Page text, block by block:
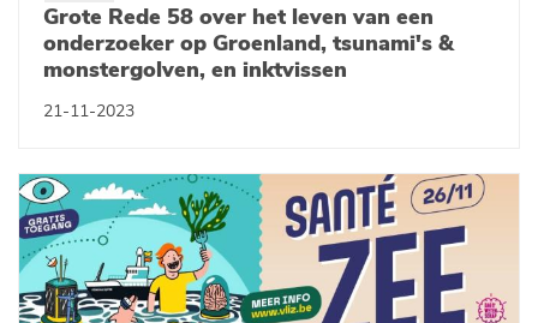
Grote Rede 58 over het leven van een
onderzoeker op Groenland, tsunami's &
monstergolven, en inktvissen
21-11-2023